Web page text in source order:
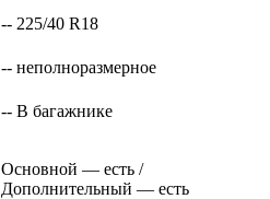
-- 225/40 R18
-- неполноразмерное
-- В багажнике
Основной — есть /
Дополнительный — есть